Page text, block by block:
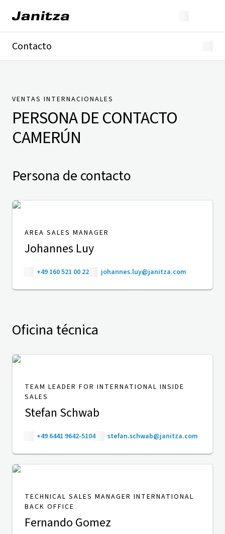
Contacto
Presse
VENTAS INTERNACIONALES
PERSONA DE CONTACTO
CAMERÚN
Persona de contacto
AREA SALES MANAGER
Johannes Luy
+49 160 521 00 22 johannes.luy@janitza.com
Oficina técnica
TEAM LEADER FOR INTERNATIONAL INSIDE
SALES
Stefan Schwab
+49 6441 9642-5104 stefan.schwab@janitza.com
TECHNICAL SALES MANAGER INTERNATIONAL
BACK OFFICE
Fernando Gomez